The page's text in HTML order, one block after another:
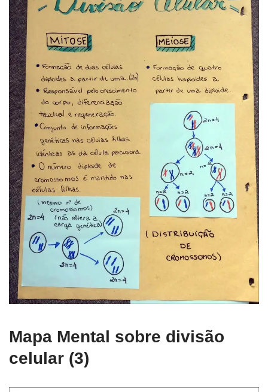
Mapa Mental sobre divisão
celular (3)